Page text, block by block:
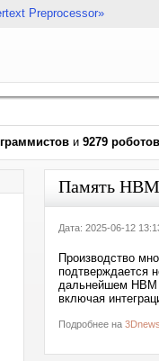
Preprocessor»
и 9279 роботов
Память
Дата: 2025-06-12
Производство
подтверждается
дальнейшем HBM
включая
Подробнее на